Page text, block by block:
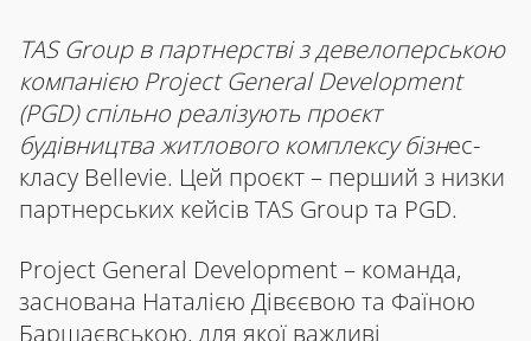
TAS Group в партнерстві з девелоперською
компанією Project General Development
(PGD) спільно реалізують проєкт
будівництва житлового комплексу бізнес-
класу Bellevie. Цей проєкт – перший з низки
партнерських кейсів TAS Group та PGD.
Project General Development – команда,
заснована Наталією Дівєєвою та Фаїною
Баршаєвською, для якої важливі